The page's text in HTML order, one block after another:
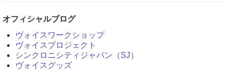
オフィシャルブログ
ヴォイスワークショップ
ヴォイスプロジェクト
シンクロニシティジャパン（SJ）
ヴォイスグッズ